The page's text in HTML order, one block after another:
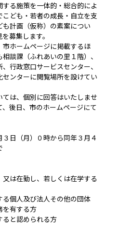
る施策を一体的・総合的によ
こども・若者の成長・自立を支
計画（仮称）の素案につい
募集します。
ホームページに掲載するほ
談課（ふれあいの里１階）、
行政窓口サービスセンター、
ンターに閲覧場所を設けてい
は、個別に回答はいたしませ
後日、市のホームページにて
日（月）０時から同年３月４
又は在勤し、若しくは在学する
る個人及び法人その他の団体
を有する方
ると認められる方